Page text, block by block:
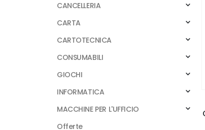
CANCELLERIA
CARTA
CARTOTECNICA
CONSUMABILI
GIOCHI
INFORMATICA
MACCHINE PER L'UFFICIO
Offerte